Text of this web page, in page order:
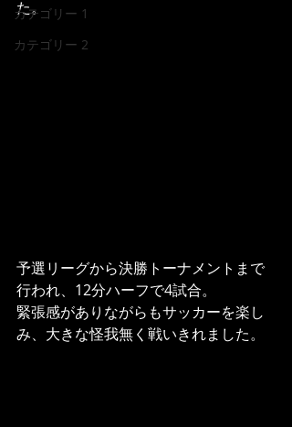
カテゴリー 1
カテゴリー 2
た。
予選リーグから決勝トーナメントまで
行われ、12分ハーフで4試合。
緊張感がありながらもサッカーを楽し
み、大きな怪我無く戦いきれました。